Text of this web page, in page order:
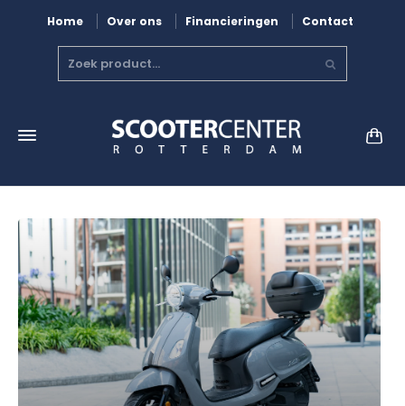
Home Over ons Financieringen Contact
a